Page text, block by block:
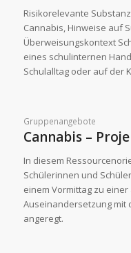
Risikorelevante
Cannabis, Hinweise auf
Überweisungskontext
eines schulinternen
Schulalltag oder auf der
Gruppenangebote
Cannabis –
In diesem
Schülerinnen und
einem Vormittag zu
Auseinandersetzung mit
angeregt.